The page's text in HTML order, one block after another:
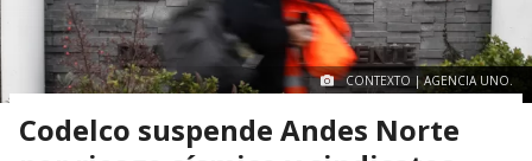
CONTEXTO | AGENCIA UNO.
Codelco suspende Andes Norte